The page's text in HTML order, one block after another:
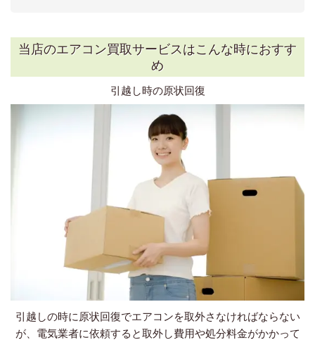
当店のエアコン買取サービスはこんな時におすす
め
引越し時の原状回復
引越しの時に原状回復でエアコンを取外さなければならない
が、電気業者に依頼すると取外し費用や処分料金がかかって